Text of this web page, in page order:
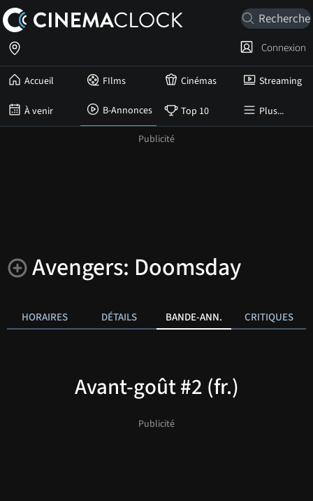
Accueil FIlms Cinémas Streaming
À venir B-Annonces Top 10 Plus...
Connexion
Avengers: Doomsday
HORAIRES DÉTAILS BANDE-ANN. CRITIQUES
Avant-goût #2 (fr.)